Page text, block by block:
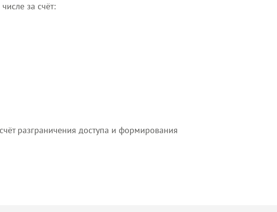
за счёт:
разграничения доступа и формирования